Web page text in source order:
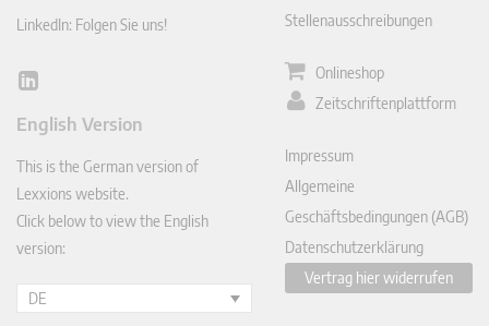
LinkedIn: Folgen Sie uns!
Lin
In
English Version
This is the German version of
Lexxions website.
Click below to view the English
version:
DE
Stellenausschreibungen
Onlineshop
Zeitschriftenplattform
Impressum
Allgemeine
Geschäftsbedingungen (AGB)
Datenschutzerklärung
Vertrag hier widerrufen